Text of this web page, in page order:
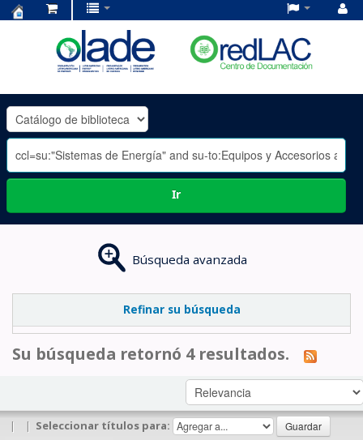
OLADE
-
Ir
Búsqueda avanzada
Refinar su búsqueda
Su búsqueda retornó 4 resultados.
| | Seleccionar títulos para: